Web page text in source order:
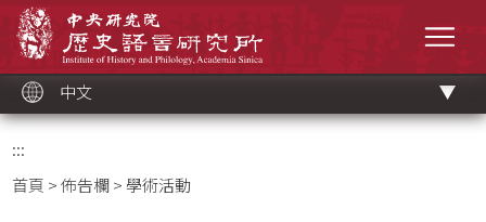
中文
:::
首頁 >佈告欄> 學術活動